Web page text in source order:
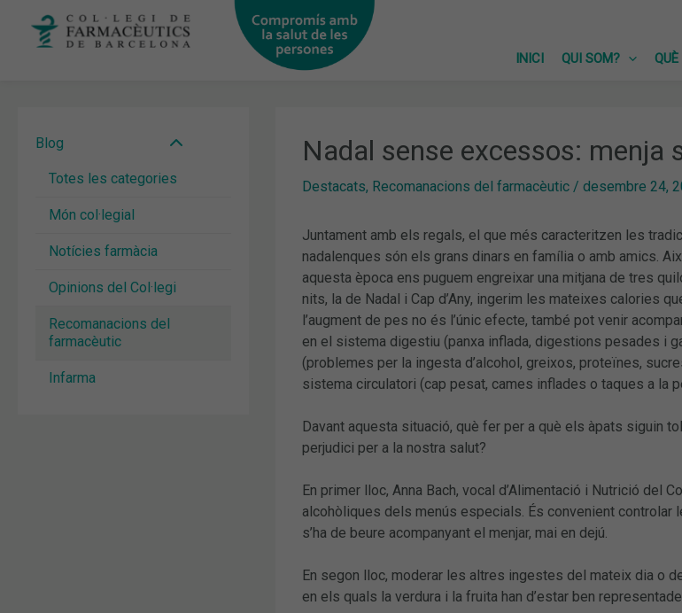
INICI
QUI SOM?
Blog
Totes les categories
Món col·legial
Notícies farmàcia
Opinions del Col·legi
Recomanacions del
farmacèutic
Infarma
Nadal sense excessos: menja
Destacats, Recomanacions del farmacèutic/ desembre 24,
Juntament amb els regals, el que més caracteritzen les
nadalenques són els grans dinars en família o amb amics.
aquesta època ens puguem engreixar una mitjana de tres
nits, la de Nadal i Cap d’Any, ingerim les mateixes calories
l’augment de pes no és l’únic efecte, també pot venir
en el sistema digestiu (panxa inflada, digestions pesades i
(problemes per la ingesta d’alcohol, greixos, proteïnes,
sistema circulatori (cap pesat, cames inflades o taques a la
Davant aquesta situació, què fer per a què els àpats siguin
perjudici per a la nostra salut?
En primer lloc, Anna Bach, vocal d’Alimentació i Nutrició del
alcohòliques dels menús especials. És convenient controlar
s’ha de beure acompanyant el menjar, mai en dejú.
En segon lloc, moderar les altres ingestes del mateix dia o
en els quals la verdura i la fruita han d’estar ben